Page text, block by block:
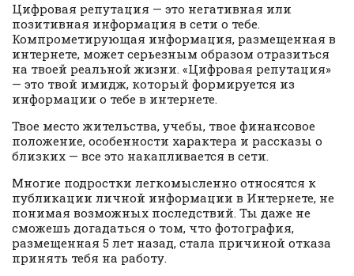
Цифровая репутация — это негативная или
позитивная информация в сети о тебе.
Компрометирующая информация, размещенная в
интернете, может серьезным образом отразиться
на твоей реальной жизни. «Цифровая репутация»
— это твой имидж, который формируется из
информации о тебе в интернете.
Твое место жительства, учебы, твое финансовое
положение, особенности характера и рассказы о
близких — все это накапливается в сети.
Многие подростки легкомысленно относятся к
публикации личной информации в Интернете, не
понимая возможных последствий. Ты даже не
сможешь догадаться о том, что фотография,
размещенная 5 лет назад, стала причиной отказа
принять тебя на работу.